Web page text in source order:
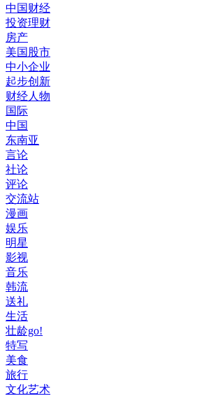
中国财经
投资理财
房产
美国股市
中小企业
起步创新
财经人物
国际
中国
东南亚
言论
社论
评论
交流站
漫画
娱乐
明星
影视
音乐
韩流
送礼
生活
壮龄go!
特写
美食
旅行
文化艺术